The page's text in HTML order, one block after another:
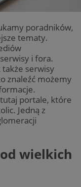
poradników,
tematy.
i fora.
serwisy
znaleźć możemy
portale, które
Jedną z
wielkich